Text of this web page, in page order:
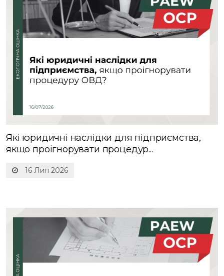
16 Лип 2026
Які юридичні наслідки для підприємства,
якщо проігнорувати процедур...